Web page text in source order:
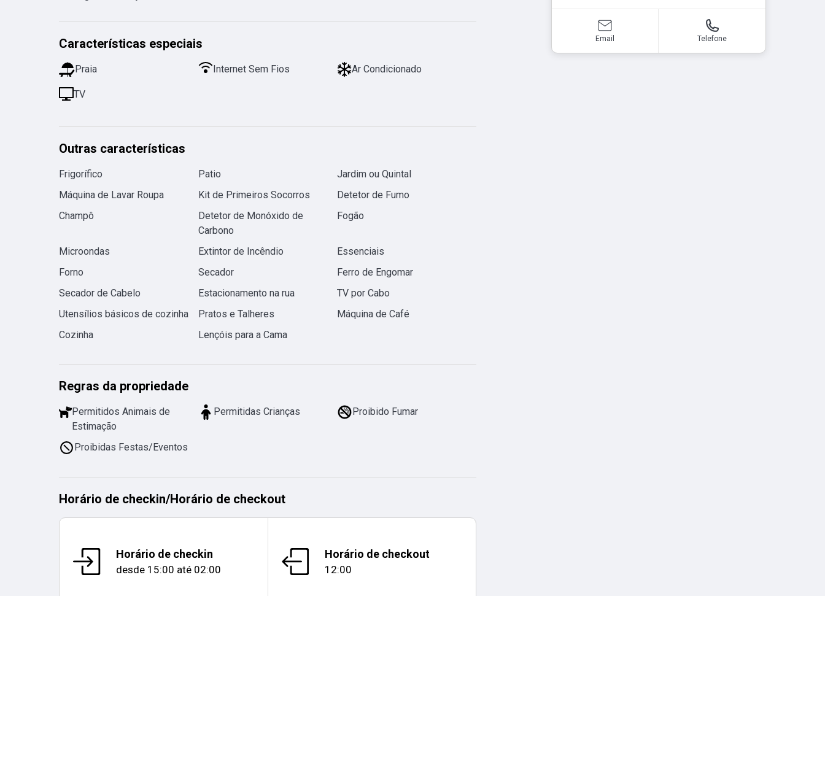
Características especiais
Praia Internet Sem Fios Ar Condicionado
TV
Outras características
Frigorífico Patio
Jardim ou Quintal
Máquina de Lavar Roupa
Kit de Primeiros Socorros
Detetor de Fumo
Champô
Detetor de Monóxido de
Carbono
Fogão
Microondas Extintor de Incêndio
Essenciais
Forno
Secador
Ferro de Engomar
Secador de Cabelo
Estacionamento na rua
TV por Cabo
Utensílios básicos de cozinha
Pratos e Talheres
Máquina de Café
Cozinha
Lençóis para a Cama
Regras da propriedade
Permitidos Animais de
Estimação
Permitidas Crianças Proibido Fumar
Proibidas Festas/Eventos
Horário de checkin/Horário de checkout
Horário de checkin
desde 15:00 até 02:00
Horário de checkout
12:00
Email Telefone